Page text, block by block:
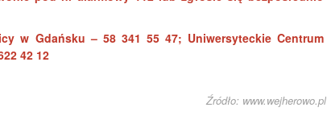
w Gdańsku – 58 341 55 47; Uniwersyteckie Centrum
42 12
Źródło: www.wejherowo.pl